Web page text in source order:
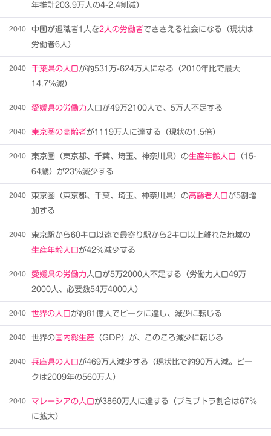
年推計203.9万人の4-2.4割減）
2040 中国が退職者1人を2人の労働者でささえる社会になる（現状は
労働者6人）
2040 千葉県の人口が約531万-624万人になる（2010年比で最大
14.7％減）
2040 愛媛県の労働力 人口が49万2100人で、5万人不足する
2040 東京圏の高齢者が1119万人に達する（現状の1.5倍）
2040 東京圏（東京都、千葉、埼玉、神奈川県）の生産年齢人口 （15-
64歳）が23％減少する
2040 東京圏（東京都、千葉、埼玉、神奈川県）の高齢者人口が5割増
加する
2040
東京駅から60キロ以遠で最寄り駅から2キロ以上離れた地域の
生産年齢人口が42％減少する
2040 愛媛県の労働力 人口が5万2000人不足する（労働力人口49万
2000人、必要数54万4000人）
2040 世界の人口が約81億人でピークに達し、減少に転じる
2040 世界の国内総生産 （GDP）が、このころ減少に転じる
2040 兵庫県の人口が469万人減少する（現状比で約90万人減。ピー
クは2009年の560万人）
2040 マレーシアの人口が3860万人に達する（ブミプトラ割合は67％
に拡大）